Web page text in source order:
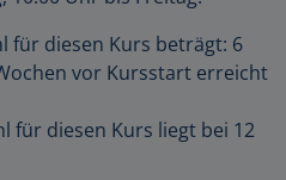
für diesen Kurs beträgt: 6
vor Kursstart erreicht
für diesen Kurs liegt bei 12